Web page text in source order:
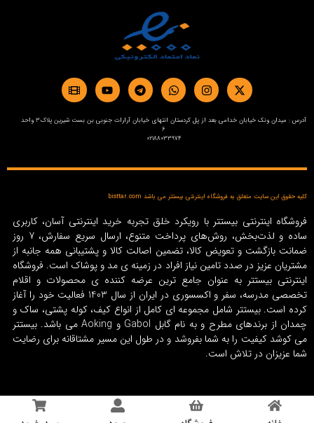
آدرس : میدان ونک خیابان خدامی بعد از پل کردستان انتهای خیابان آرارات جنوبی بن بست شیرین پلاک3 واحد
6
02188033974
کلیه حقوق این سایت متعلق به فروشگاه اینترنتی بیستتر می باشد bisttar.com
فروشگاه اینترنتی بیستتر با رویکرد خلق تجربه خرید اینترنتی آسان، کاربری
ساده و لذت‌بخش، روش‌های پرداخت متنوع، ارسال سریع سفارش، 7 روز
ضمانت بازگشت و تعویض کالا، تضمین اصالت کالا و پشتیبانی همه جانبه از
مشتریان عزیز در صدد تامین نیاز افراد در زمینه‌ ی مد و پوشاک است. فروشگاه
اینترنتی بیستتر به عنوان جامع ترین عرضه کننده ی محصولات و اقلام
تخصصی مدرسه، سفر و اکسسوری در ایران از سال 1403 فعالیت خود را آغاز
کرده است. بیستتر شامل مجموعه ای کامل از انواع کیف، کوله پشتی، ساک و
چمدان از برندهای مطرح و به نام گابل Gabol و Aoking می باشد. بیستتر
می کوشد کیفیت را به شما بفروشد و در طول این مسیر مشتاقانه برای رضایت
شما عزیزان در تلاش است.